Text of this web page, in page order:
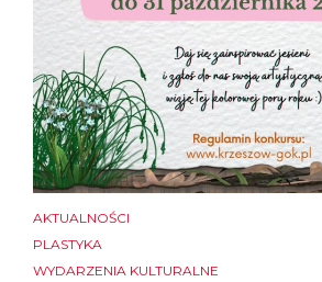
AKTUALNOŚCI
PLASTYKA
WYDARZENIA KULTURALNE